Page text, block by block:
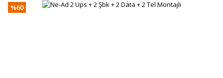
%60